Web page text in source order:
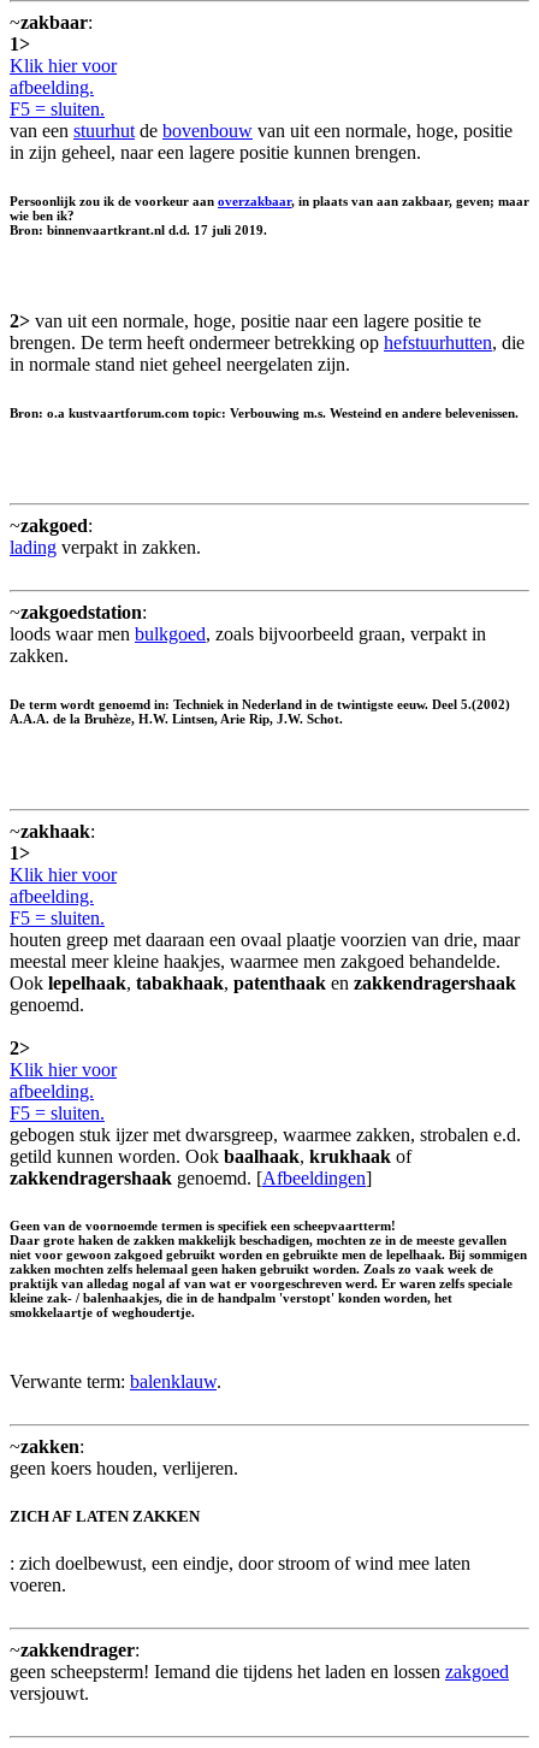
~zakbaar:
1>
Klik hier voor
afbeelding.
F5 = sluiten.
van een stuurhut de bovenbouw van uit een normale, hoge, positie
in zijn geheel, naar een lagere positie kunnen brengen.
Persoonlijk zou ik de voorkeur aan overzakbaar, in plaats van aan zakbaar, geven; maar
wie ben ik?
Bron: binnenvaartkrant.nl d.d. 17 juli 2019.
2> van uit een normale, hoge, positie naar een lagere positie te
brengen. De term heeft ondermeer betrekking op hefstuurhutten, die
in normale stand niet geheel neergelaten zijn.
Bron: o.a kustvaartforum.com topic: Verbouwing m.s. Westeind en andere belevenissen.
~zakgoed:
lading verpakt in zakken.
~zakgoedstation:
loods waar men bulkgoed, zoals bijvoorbeeld graan, verpakt in
zakken.
De term wordt genoemd in: Techniek in Nederland in de twintigste eeuw. Deel 5.(2002)
A.A.A. de la Bruhèze, H.W. Lintsen, Arie Rip, J.W. Schot.
~zakhaak:
1>
Klik hier voor
afbeelding.
F5 = sluiten.
houten greep met daaraan een ovaal plaatje voorzien van drie, maar
meestal meer kleine haakjes, waarmee men zakgoed behandelde.
Ook lepelhaak, tabakhaak, patenthaak en zakkendragershaak
genoemd.
2>
Klik hier voor
afbeelding.
F5 = sluiten.
gebogen stuk ijzer met dwarsgreep, waarmee zakken, strobalen e.d.
getild kunnen worden. Ook baalhaak, krukhaak of
zakkendragershaak genoemd. [Afbeeldingen]
Geen van de voornoemde termen is specifiek een scheepvaartterm!
Daar grote haken de zakken makkelijk beschadigen, mochten ze in de meeste gevallen
niet voor gewoon zakgoed gebruikt worden en gebruikte men de lepelhaak. Bij sommigen
zakken mochten zelfs helemaal geen haken gebruikt worden. Zoals zo vaak week de
praktijk van alledag nogal af van wat er voorgeschreven werd. Er waren zelfs speciale
kleine zak- / balenhaakjes, die in de handpalm 'verstopt' konden worden, het
smokkelaartje of weghoudertje.
Verwante term: balenklauw.
~zakken:
geen koers houden, verlijeren.
ZICH AF LATEN ZAKKEN
: zich doelbewust, een eindje, door stroom of wind mee laten
voeren.
~zakkendrager:
geen scheepsterm! Iemand die tijdens het laden en lossen zakgoed
versjouwt.